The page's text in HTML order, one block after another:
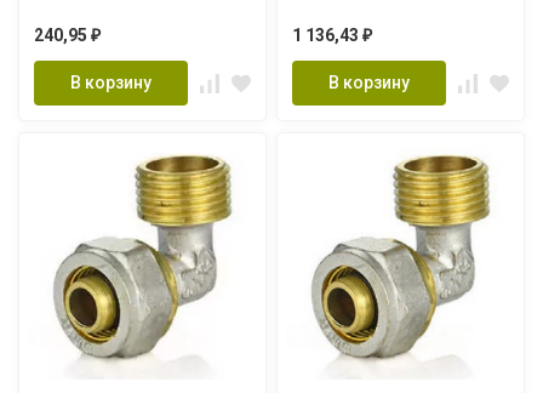
240,95 ₽
В корзину
1 136,43 ₽
В корзину